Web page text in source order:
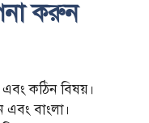
করুন
এবং কঠিন বিষয়।
এবং বাংলা।